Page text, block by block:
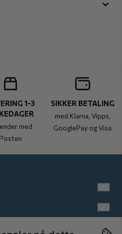
1-3
med
Posten
SIKKER BETALING
med Klarna, Vipps,
GooglePay og Visa